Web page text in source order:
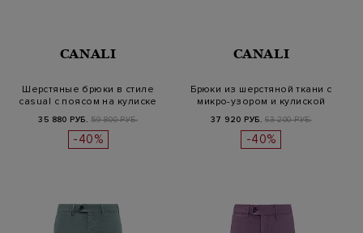
CANALI
Шерстяные брюки в стиле
casual с поясом на кулиске
35 880 РУБ. 59 800 РУБ.
-40%
CANALI
Брюки из шерстяной ткани с
микро-узором и кулиской
37 920 РУБ. 63 200 РУБ.
-40%